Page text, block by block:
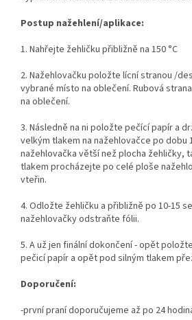
Postup nažehlení/aplikace:
1. Nahřejte žehličku přibližně na 150 °C
2. Nažehlovačku položte lícní stranou /
vybrané místo na oblečení. Rubová
na oblečení.
3. Následně na ni položte pečící papír a
velkým tlakem na nažehlovačce po dobu
nažehlovačka větší než plocha žehličky,
tlakem procházejte po celé ploše
vteřin.
4. Odložte žehličku a přibližně po 10-15
nažehlovačky odstraňte fólii.
5. A už jen finální dokončení - opět
pečicí papír a opět pod silným tlakem
Doporučení:
-první praní doporučujeme až po 24